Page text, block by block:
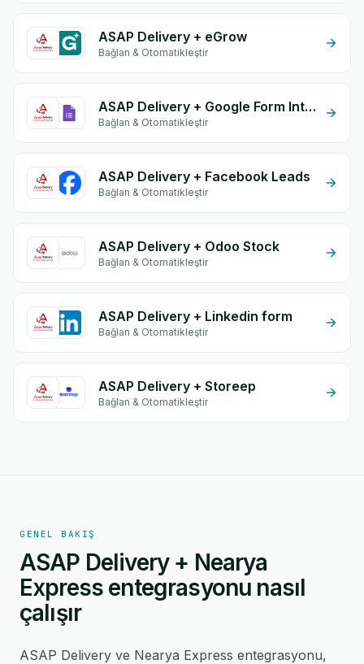
ASAP Delivery + eGrow
Bağlan & Otomatikleştir
ASAP Delivery + Google Form Integration
Bağlan & Otomatikleştir
ASAP Delivery + Facebook Leads
Bağlan & Otomatikleştir
ASAP Delivery + Odoo Stock
Bağlan & Otomatikleştir
ASAP Delivery + Linkedin form
Bağlan & Otomatikleştir
ASAP Delivery + Storeep
Bağlan & Otomatikleştir
GENEL BAKIŞ
ASAP Delivery + Nearya
Express entegrasyonu nasıl
çalışır
ASAP Delivery ve Nearya Express entegrasyonu,